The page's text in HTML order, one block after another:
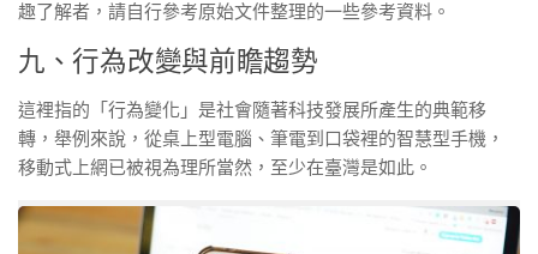
趣了解者，請自行參考原始文件整理的一些參考資料。
九、行為改變與前瞻趨勢
這裡指的「行為變化」是社會隨著科技發展所產生的典範移
轉，舉例來說，從桌上型電腦、筆電到口袋裡的智慧型手機，
移動式上網已被視為理所當然，至少在臺灣是如此。